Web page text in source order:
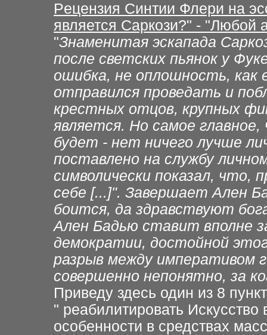
Рецензия Синтии Флери на
является Саркози?" - "Любой
"Знаменитая эскапада
после светских пьянок у
ошибка, не оплошность, как
отправился проведать и
крестных отцов, крупных
является. Но самое
будет - нет ничего лучше
поставлено на службу
символически показал, что,
себе [...]". Завершает Ален
боится, да здравствуют
Ален Бадью ставит вполне
демократии, достойной
разрыв между императивом
совершенно непонятно, за
Приведу здесь один из 8
" реабилитировать Искусство
особенности в средствах